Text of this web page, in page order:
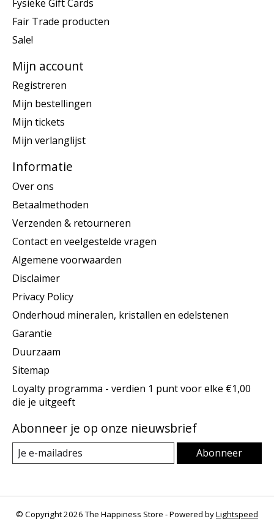
Fysieke Gift Cards
Fair Trade producten
Sale!
Mijn account
Registreren
Mijn bestellingen
Mijn tickets
Mijn verlanglijst
Informatie
Over ons
Betaalmethoden
Verzenden & retourneren
Contact en veelgestelde vragen
Algemene voorwaarden
Disclaimer
Privacy Policy
Onderhoud mineralen, kristallen en edelstenen
Garantie
Duurzaam
Sitemap
Loyalty programma - verdien 1 punt voor elke €1,00
die je uitgeeft
Abonneer je op onze nieuwsbrief
Abonneer
© Copyright 2026 The Happiness Store - Powered byLightspeed